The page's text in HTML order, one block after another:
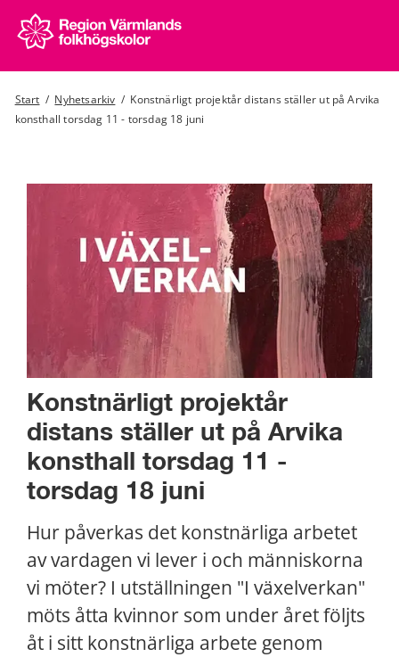
Start / Nyhetsarkiv / Konstnärligt projektår distans ställer ut på Arvika
konsthall torsdag 11 - torsdag 18 juni
Konstnärligt projektår
distans ställer ut på Arvika
konsthall torsdag 11 -
torsdag 18 juni
Hur påverkas det konstnärliga arbetet
av vardagen vi lever i och människorna
vi möter? I utställningen "I växelverkan"
möts åtta kvinnor som under året följts
åt i sitt konstnärliga arbete genom